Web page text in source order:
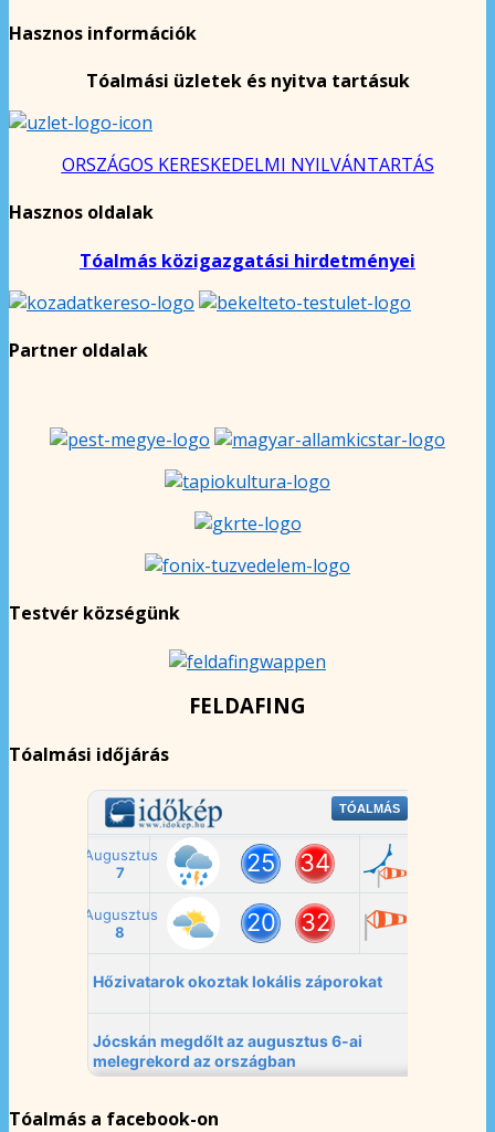
Hasznos információk
Tóalmási üzletek és nyitva tartásuk
ORSZÁGOS KERESKEDELMI NYILVÁNTARTÁS
Hasznos oldalak
Tóalmás közigazgatási hirdetményei
Partner oldalak
Testvér községünk
FELDAFING
Tóalmási időjárás
Tóalmás a facebook-on